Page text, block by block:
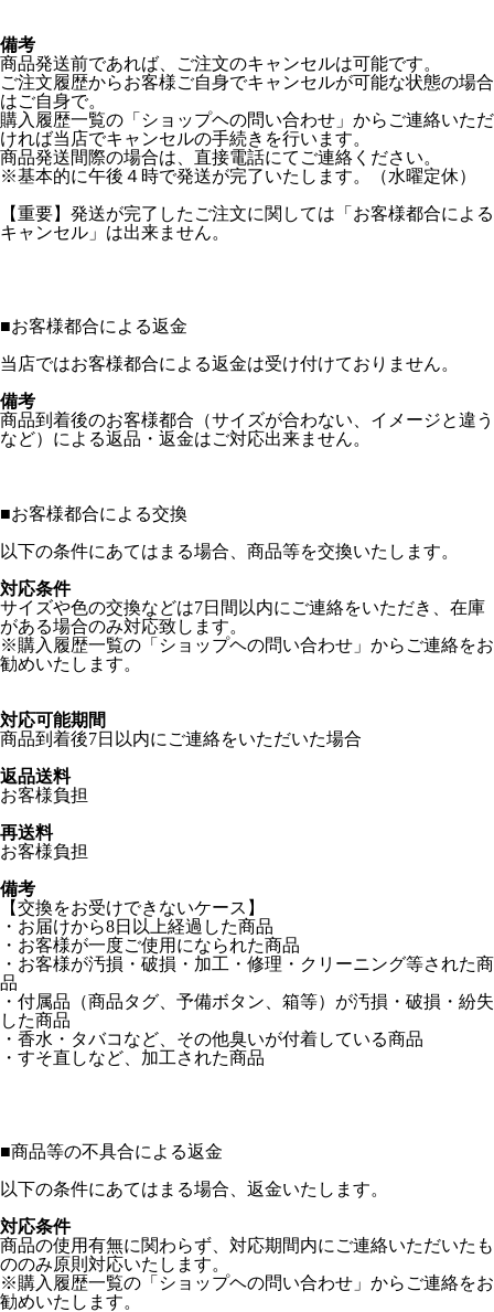
備考
商品発送前であれば、ご注文のキャンセルは可能です。
ご注文履歴からお客様ご自身でキャンセルが可能な状態の場合
はご自身で。
購入履歴一覧の「ショップヘの問い合わせ」からご連絡いただ
ければ当店でキャンセルの手続きを行います。
商品発送間際の場合は、直接電話にてご連絡ください。
※基本的に午後４時で発送が完了いたします。（水曜定休）
【重要】発送が完了したご注文に関しては「お客様都合による
キャンセル」は出来ません。
■お客様都合による返金
当店ではお客様都合による返金は受け付けておりません。
備考
商品到着後のお客様都合（サイズが合わない、イメージと違う
など）による返品・返金はご対応出来ません。
■お客様都合による交換
以下の条件にあてはまる場合、商品等を交換いたします。
対応条件
サイズや色の交換などは7日間以内にご連絡をいただき、在庫
がある場合のみ対応致します。
※購入履歴一覧の「ショップヘの問い合わせ」からご連絡をお
勧めいたします。
対応可能期間
商品到着後7日以内にご連絡をいただいた場合
返品送料
お客様負担
再送料
お客様負担
備考
【交換をお受けできないケース】
・お届けから8日以上経過した商品
・お客様が一度ご使用になられた商品
・お客様が汚損・破損・加工・修理・クリーニング等された商
品
・付属品（商品タグ、予備ボタン、箱等）が汚損・破損・紛失
した商品
・香水・タバコなど、その他臭いが付着している商品
・すそ直しなど、加工された商品
■商品等の不具合による返金
以下の条件にあてはまる場合、返金いたします。
対応条件
商品の使用有無に関わらず、対応期間内にご連絡いただいたも
ののみ原則対応いたします。
※購入履歴一覧の「ショップヘの問い合わせ」からご連絡をお
勧めいたします。